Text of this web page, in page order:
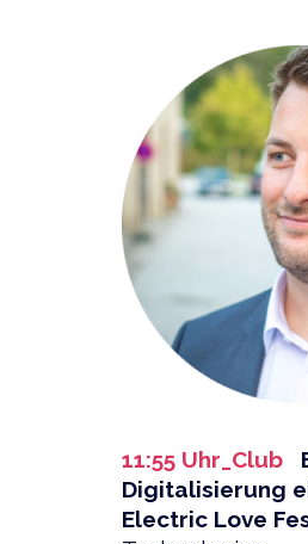
11:55 Uhr_Club
Digitalisierung
Electric Love